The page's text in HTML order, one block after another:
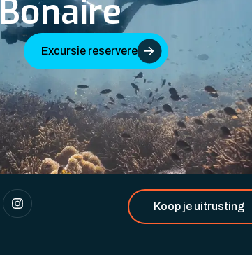
Excursie reserveren
Koop je uitrusting